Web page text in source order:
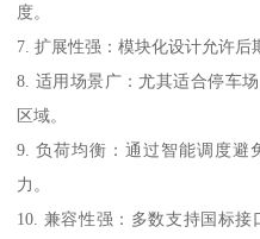
度。
7. 扩展性强：模块化设计允许后
8. 适用场景广：尤其适合停车
区域。
9. 负荷均衡：通过智能调度避
力。
10. 兼容性强：多数支持国标接